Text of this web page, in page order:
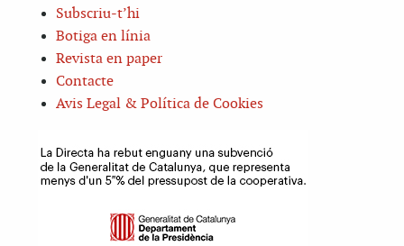
Subscriu-t’hi
Botiga en línia
Revista en paper
Contacte
Avis Legal & Política de Cookies